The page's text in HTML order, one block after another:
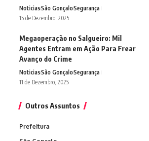
NoticiasSão GonçaloSegurança
15 de Dezembro, 2025
Megaoperação no Salgueiro: Mil
Agentes Entram em Ação Para Frear
Avanço do Crime
NoticiasSão GonçaloSegurança
11 de Dezembro, 2025
Outros Assuntos
Prefeitura